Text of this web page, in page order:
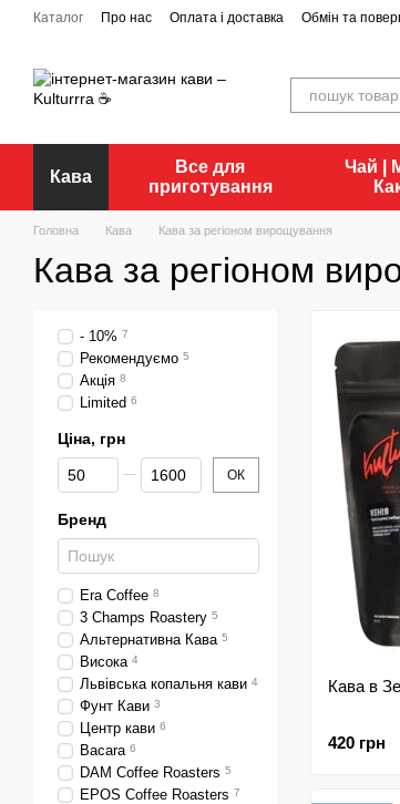
Перейти до основного контенту
Каталог Про нас Оплата і доставка Обмін та
Кава
Все для
приготування
Чай |
Головна Кава Кава за регіоном вирощування
Кава за регіоном
Кава в
420 грн
- 10% 7
Рекомендуємо 5
Акція 8
Limited 6
Ціна, грн
Від Ціна, грн
До Ціна, грн ОК
Бренд
Era Coffee 8
3 Champs Roastery 5
Альтернативна Кава 5
Висока 4
Львівська копальня кави 4
Фунт Кави 3
Центр кави 6
Bacara 6
DAM Coffee Roasters 5
EPOS Coffee Roasters 7